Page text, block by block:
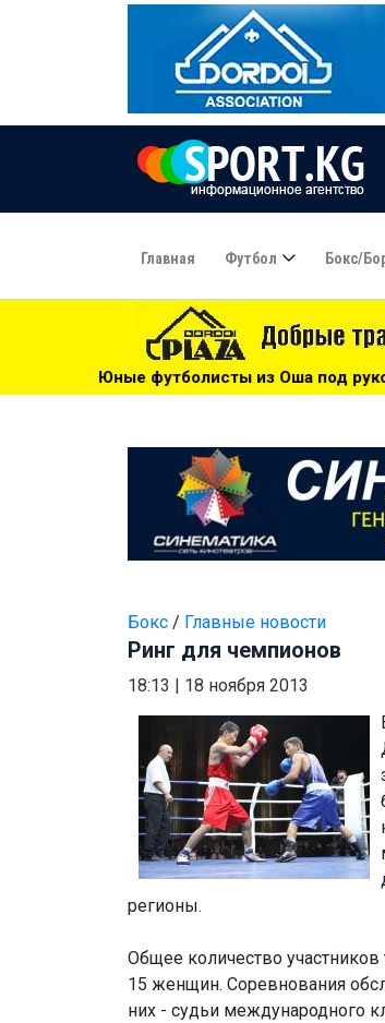
Главная Футбол Бокс/
из Оша под руководством Азамата
Бокс / Главные новости
Ринг для чемпионов
18:13
18 ноября 2013
регионы.
Общее количество участников
15 женщин. Соревнования
них - судьи международного